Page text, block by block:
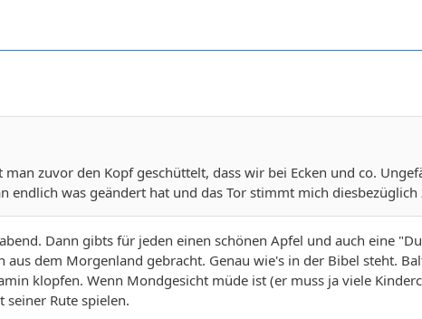
man zuvor den Kopf geschüttelt, dass wir bei Ecken und co.
endlich was geändert hat und das Tor stimmt mich diesbezüglich
Dann gibts für jeden einen schönen Apfel und auch eine
aus dem Morgenland gebracht. Genau wie's in der Bibel steht.
klopfen. Wenn Mondgesicht müde ist (er muss ja viele
Rute spielen.